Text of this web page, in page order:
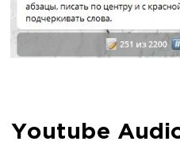
Youtube